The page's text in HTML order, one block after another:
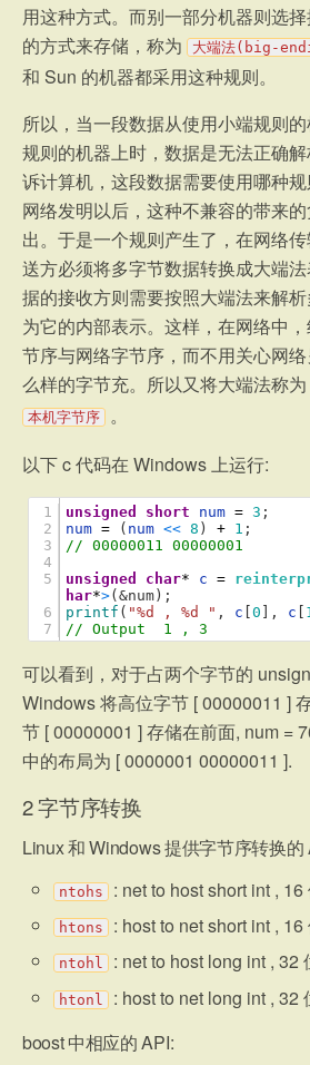
用这种方式。而别一部分机器则选
的方式来存储，称为
大端法(big-
和 Sun 的机器都采用这种规则。
所以，当一段数据从使用小端规则
规则的机器上时，数据是无法正确
诉计算机，这段数据需要使用哪种
网络发明以后，这种不兼容的带来
出。于是一个规则产生了，在网络
送方必须将多字节数据转换成大端
据的接收方则需要按照大端法来解
为它的内部表示。这样，在网络中
节序与网络字节序，而不用关心网
么样的字节充。所以又将大端法称为
本机字节序 。
以下 c 代码在 Windows 上运行:
1
2
3
4
5
6
7
unsigned short num = 3 ;
num = ( num << 8 ) + 1 ;
// 00000011 00000001
unsigned
char* c =
har*>( &num);
printf ( "%d , %d " , c 0 , c
// Output  1 , 3
可以看到，对于占两个字节的
Windows 将高位字节 [ 00000011 ]
节 [ 00000001 ] 存储在前面, num =
中的布局为 [ 0000001 00000011 ].
2字节序转换
Linux 和 Windows 提供字节序转换的
ntohs : net to host short int , 16
htons : host to net short int , 16
ntohl : net to host long int , 32
htonl
: host to net long int , 32
boost 中相应的 API: